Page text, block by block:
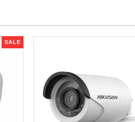
SALE